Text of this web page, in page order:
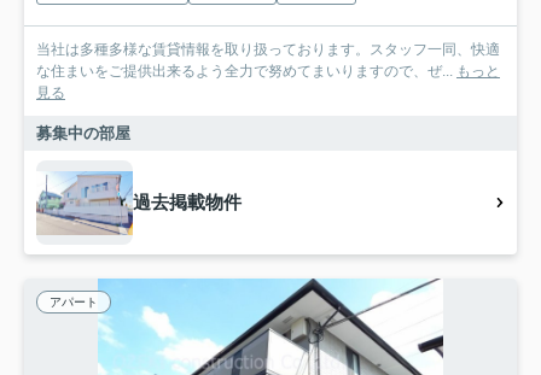
当社は多種多様な賃貸情報を取り扱っております。スタッフ一同、快適
な住まいをご提供出来るよう全力で努めてまいりますので、ぜ... もっと
見る
募集中の部屋
過去掲載物件
アパート